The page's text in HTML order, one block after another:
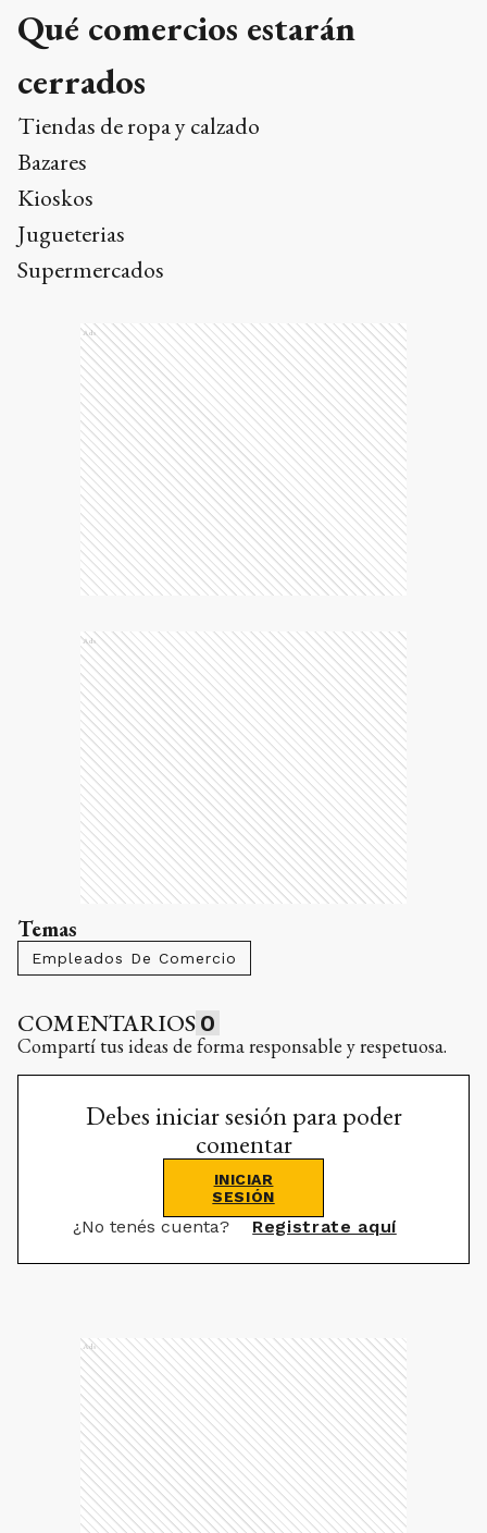
Qué comercios estarán
cerrados
Tiendas de ropa y calzado
Bazares
Kioskos
Jugueterias
Supermercados
Ads
Ads
Temas
Empleados De Comercio
COMENTARIOS 0
Compartí tus ideas de forma responsable y respetuosa.
Debes iniciar sesión para poder
comentar
INICIAR
SESIÓN
¿No tenés cuenta? Registrate aquí
Ads